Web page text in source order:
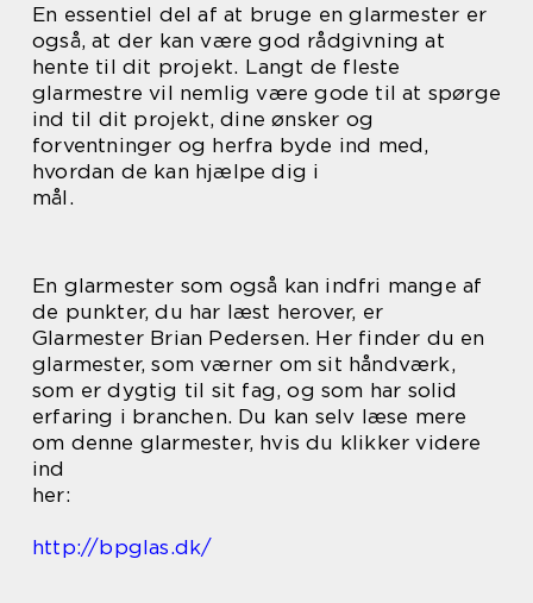
En essentiel del af at bruge en glarmester er
også, at der kan være god rådgivning at
hente til dit projekt. Langt de fleste
glarmestre vil nemlig være gode til at spørge
ind til dit projekt, dine ønsker og
forventninger og herfra byde ind med,
hvordan de kan hjælpe dig i
mål.
En glarmester som også kan indfri mange af
de punkter, du har læst herover, er
Glarmester Brian Pedersen. Her finder du en
glarmester, som værner om sit håndværk,
som er dygtig til sit fag, og som har solid
erfaring i branchen. Du kan selv læse mere
om denne glarmester, hvis du klikker videre
ind
her:
http://bpglas.dk/